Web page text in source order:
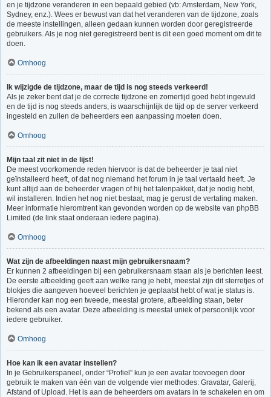
en je tijdzone veranderen in een bepaald gebied (vb: Amsterdam, New York,
Sydney, enz.). Wees er bewust van dat het veranderen van de tijdzone, zoals
de meeste instellingen, alleen gedaan kunnen worden door geregistreerde
gebruikers. Als je nog niet geregistreerd bent is dit een goed moment om dit te
doen.
Omhoog
Ik wijzigde de tijdzone, maar de tijd is nog steeds verkeerd!
Als je zeker bent dat je de correcte tijdzone en zomertijd goed hebt ingevuld
en de tijd is nog steeds anders, is waarschijnlijk de tijd op de server verkeerd
ingesteld en zullen de beheerders een aanpassing moeten doen.
Omhoog
Mijn taal zit niet in de lijst!
De meest voorkomende reden hiervoor is dat de beheerder je taal niet
geïnstalleerd heeft, of dat nog niemand het forum in je taal vertaald heeft. Je
kunt altijd aan de beheerder vragen of hij het talenpakket, dat je nodig hebt,
wil installeren. Indien het nog niet bestaat, mag je gerust de vertaling maken.
Meer informatie hieromtrent kan gevonden worden op de website van phpBB
Limited (de link staat onderaan iedere pagina).
Omhoog
Wat zijn de afbeeldingen naast mijn gebruikersnaam?
Er kunnen 2 afbeeldingen bij een gebruikersnaam staan als je berichten leest.
De eerste afbeelding geeft aan welke rang je hebt, meestal zijn dit sterretjes of
blokjes die aangeven hoeveel berichten je geplaatst hebt of wat je status is.
Hieronder kan nog een tweede, meestal grotere, afbeelding staan, beter
bekend als een avatar. Deze afbeelding is meestal uniek of persoonlijk voor
iedere gebruiker.
Omhoog
Hoe kan ik een avatar instellen?
In je Gebruikerspaneel, onder “Profiel” kun je een avatar toevoegen door
gebruik te maken van één van de volgende vier methodes: Gravatar, Galerij,
Afstand of Upload. Het is aan de beheerders om avatars in te schakelen en om